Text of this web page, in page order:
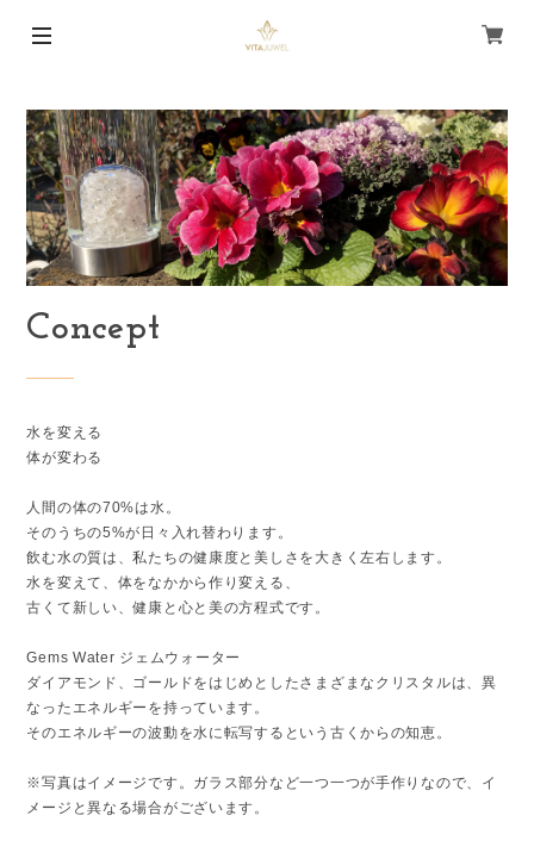
Concept
水を変える
体が変わる
人間の体の70%は水。
そのうちの5%が日々入れ替わります。
飲む水の質は、私たちの健康度と美しさを大きく左右します。
水を変えて、体をなかから作り変える、
古くて新しい、健康と心と美の方程式です。
Gems Water ジェムウォーター
ダイアモンド、ゴールドをはじめとしたさまざまなクリスタルは、異
なったエネルギーを持っています。
そのエネルギーの波動を水に転写するという古くからの知恵。
※写真はイメージです。ガラス部分など一つ一つが手作りなので、イ
メージと異なる場合がございます。